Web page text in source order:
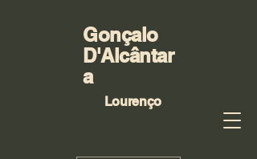
Gonçalo
D'Alcântar
a
Lourenço